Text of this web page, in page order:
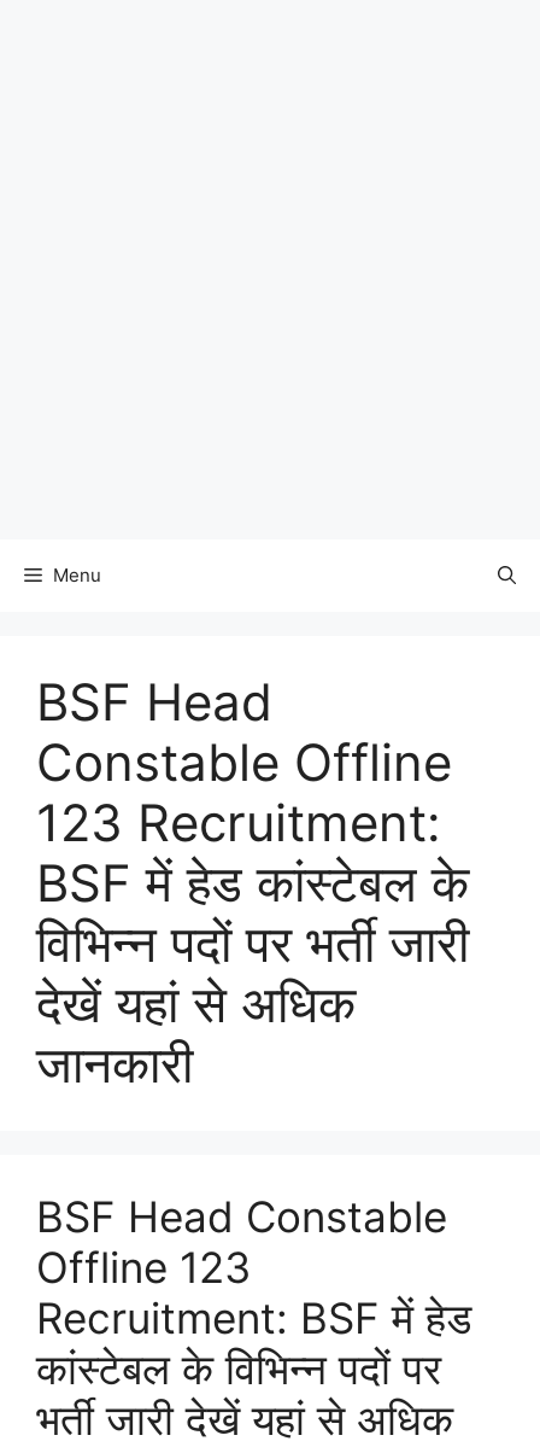
Menu
BSF Head
Constable Offline
123 Recruitment:
BSF में हेड कांस्टेबल के
विभिन्न पदों पर भर्ती जारी
देखें यहां से अधिक
जानकारी
BSF Head Constable
Offline 123
Recruitment: BSF में हेड
कांस्टेबल के विभिन्न पदों पर
भर्ती जारी देखें यहां से अधिक